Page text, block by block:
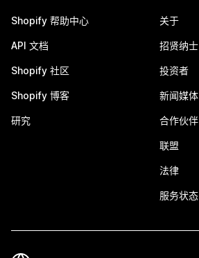
Shopify 帮助中心
API 文档
Shopify 社区
Shopify 博客
研究
关于
招贤纳士
投资者
新闻媒体
合作伙伴
联盟
法律
服务状态